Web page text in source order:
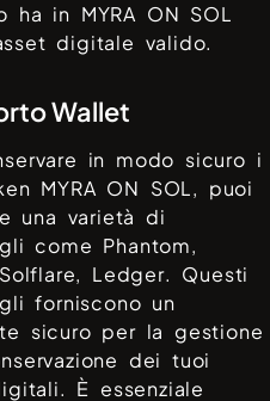
ha in MYRA ON SOL
digitale valido.
Wallet
in modo sicuro i
MYRA ON SOL, puoi
una varietà di
come Phantom,
Ledger. Questi
forniscono un
sicuro per la gestione
dei tuoi
È essenziale